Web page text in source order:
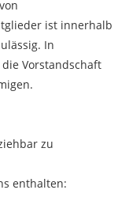
ist innerhalb
In
Vorstandschaft
zu
enthalten: